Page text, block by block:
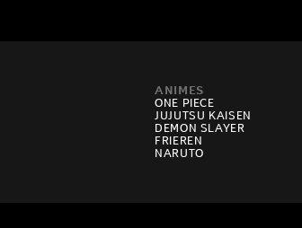
ANIMES
ONE PIECE
JUJUTSU KAISEN
DEMON SLAYER
FRIEREN
NARUTO